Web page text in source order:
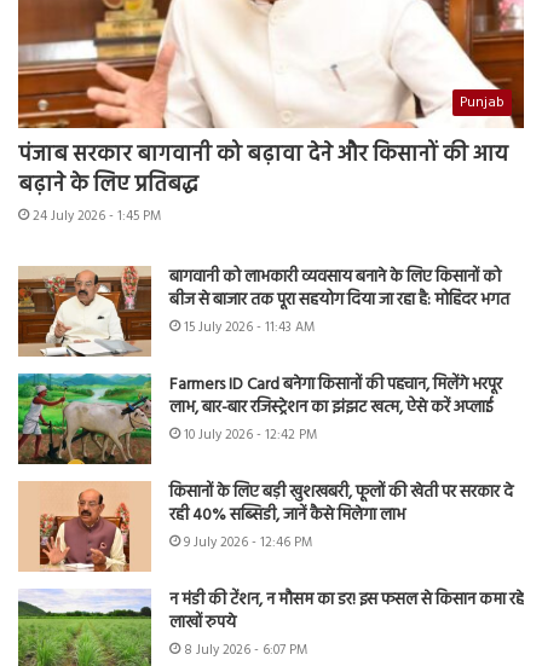
Punjab
पंजाब सरकार बागवानी को बढ़ावा देने और किसानों की आय
बढ़ाने के लिए प्रतिबद्ध
24 July 2026 - 1:45 PM
बागवानी को लाभकारी व्यवसाय बनाने के लिए किसानों को
बीज से बाजार तक पूरा सहयोग दिया जा रहा है: मोहिंदर भगत
15 July 2026 - 11:43 AM
Farmers ID Card बनेगा किसानों की पहचान, मिलेंगे भरपूर
लाभ, बार-बार रजिस्ट्रेशन का झंझट खत्म, ऐसे करें अप्लाई
10 July 2026 - 12:42 PM
किसानों के लिए बड़ी खुशखबरी, फूलों की खेती पर सरकार दे
रही 40% सब्सिडी, जानें कैसे मिलेगा लाभ
9 July 2026 - 12:46 PM
न मंडी की टेंशन, न मौसम का डर! इस फसल से किसान कमा रहे
लाखों रुपये
8 July 2026 - 6:07 PM